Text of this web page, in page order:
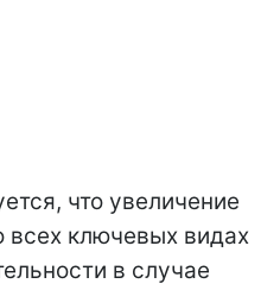
что увеличение
всех ключевых видах
в случае